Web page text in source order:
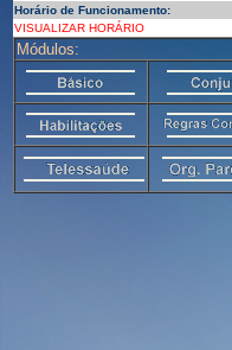
Horário de Funcionamento:
VISUALIZAR HORÁRIO
Módulos: